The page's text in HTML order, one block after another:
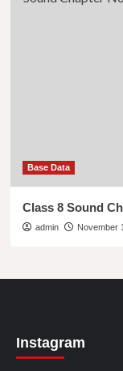
Base Data
Class 8 Sound
admin November
Instagram